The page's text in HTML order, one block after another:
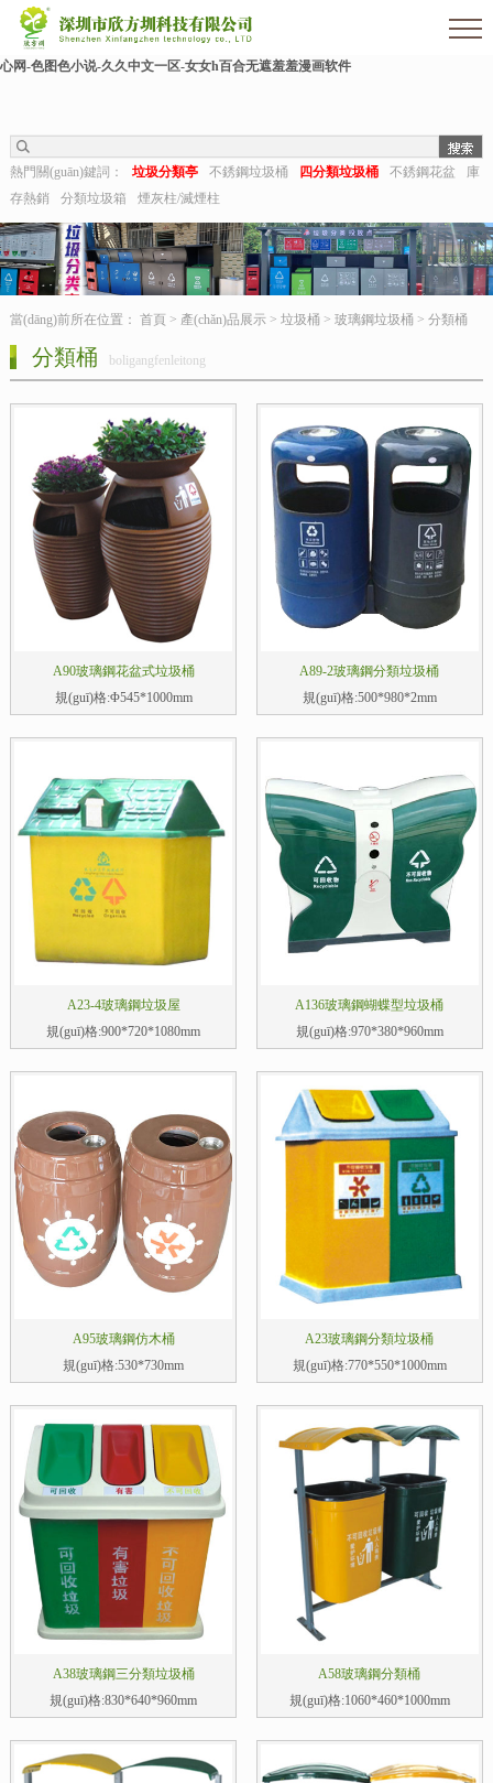
欧美伊人-麻豆精品一区二区三区-欧美日b视频-阿v天堂网-中文字幕第六页-狠狠干干-
国产h在线观看-国产嫩草视频-日日夜夜拍-亚洲第一视频网-毛片在线网站-五月婷婷开
心网-色图色小说-久久中文一区-女女h百合无遮羞羞漫画软件
熱門關(guān)鍵詞： 垃圾分類亭 不銹鋼垃圾桶 四分類垃圾桶 不銹鋼花盆
庫
存熱銷
分類垃圾箱 煙灰柱/滅煙柱
當(dāng)前所在位置： 首頁> 產(chǎn)品展示> 垃圾桶 > 玻璃鋼垃圾桶 > 分類桶
分類桶 boligangfenleitong
A90玻璃鋼花盆式垃圾桶
規(guī)格:Φ545*1000mm
A89-2玻璃鋼分類垃圾桶
規(guī)格:500*980*2mm
A23-4玻璃鋼垃圾屋
規(guī)格:900*720*1080mm
A136玻璃鋼蝴蝶型垃圾桶
規(guī)格:970*380*960mm
A95玻璃鋼仿木桶
規(guī)格:530*730mm
A23玻璃鋼分類垃圾桶
規(guī)格:770*550*1000mm
A38玻璃鋼三分類垃圾桶
規(guī)格:830*640*960mm
A58玻璃鋼分類桶
規(guī)格:1060*460*1000mm